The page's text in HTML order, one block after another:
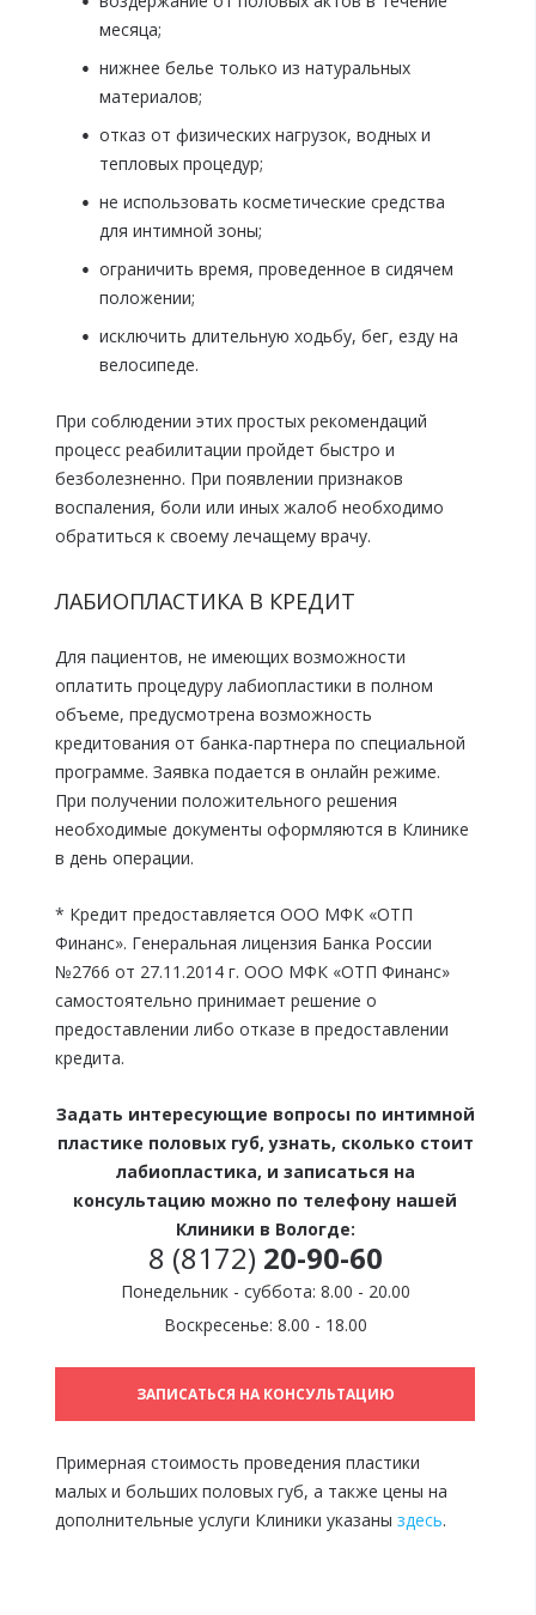
месяца;
нижнее белье только из натуральных
материалов;
отказ от физических нагрузок, водных и
тепловых процедур;
не использовать косметические средства
для интимной зоны;
ограничить время, проведенное в сидячем
положении;
исключить длительную ходьбу, бег, езду на
велосипеде.
При соблюдении этих простых рекомендаций
процесс реабилитации пройдет быстро и
безболезненно. При появлении признаков
воспаления, боли или иных жалоб необходимо
обратиться к своему лечащему врачу.
ЛАБИОПЛАСТИКА В КРЕДИТ
Для пациентов, не имеющих возможности
оплатить процедуру лабиопластики в полном
объеме, предусмотрена возможность
кредитования от банка-партнера по специальной
программе. Заявка подается в онлайн режиме.
При получении положительного решения
необходимые документы оформляются в Клинике
в день операции.
* Кредит предоставляется ООО МФК «ОТП
Финанс». Генеральная лицензия Банка России
№2766 от 27.11.2014 г. ООО МФК «ОТП Финанс»
самостоятельно принимает решение о
предоставлении либо отказе в предоставлении
кредита.
Задать интересующие вопросы по интимной
пластике половых губ, узнать, сколько стоит
лабиопластика, и записаться на
консультацию можно по телефону нашей
Клиники в Вологде:
8 (8172) 20-90-60
Понедельник - суббота: 8.00 - 20.00
Воскресенье: 8.00 - 18.00
ЗАПИСАТЬСЯ НА КОНСУЛЬТАЦИЮ
Примерная стоимость проведения пластики
малых и больших половых губ, а также цены на
дополнительные услуги Клиники указаны здесь.